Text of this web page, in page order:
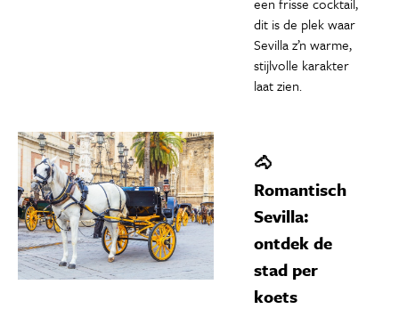
dit is de plek waar
Sevilla z’n warme,
stijlvolle karakter
laat zien.
🐴
Romantisch
Sevilla:
ontdek de
stad per
koets